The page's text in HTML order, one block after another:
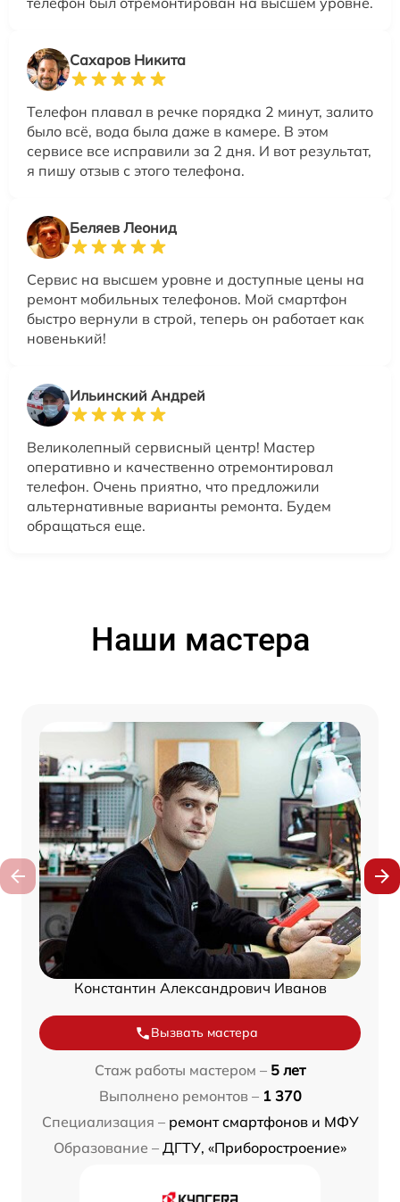
Сахаров Никита
Телефон плавал в речке порядка 2 минут, залито
было всё, вода была даже в камере. В этом
сервисе все исправили за 2 дня. И вот результат,
я пишу отзыв с этого телефона.
Беляев Леонид
Сервис на высшем уровне и доступные цены на
ремонт мобильных телефонов. Мой смартфон
быстро вернули в строй, теперь он работает как
новенький!
Ильинский Андрей
Великолепный сервисный центр! Мастер
оперативно и качественно отремонтировал
телефон. Очень приятно, что предложили
альтернативные варианты ремонта. Будем
обращаться еще.
Наши мастера
Константин Александрович Иванов
Вызвать мастера
Стаж работы мастером – 5 лет
Выполнено ремонтов – 1 370
Специализация – ремонт смартфонов и МФУ
Образование – ДГТУ, «Приборостроение»